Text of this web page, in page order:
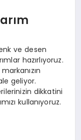
ve desen
hazırlıyoruz.
geliyor.
dikkatini
kullanıyoruz.